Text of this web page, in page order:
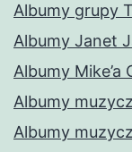
Albumy grupy
Albumy Janet
Albumy Mike’a
Albumy
Albumy